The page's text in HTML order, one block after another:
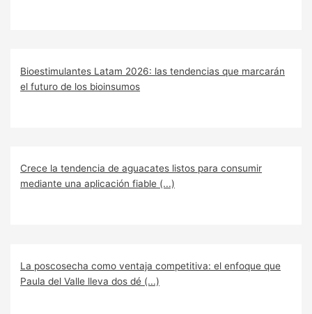
Bioestimulantes Latam 2026: las tendencias que marcarán
el futuro de los bioinsumos
Crece la tendencia de aguacates listos para consumir
mediante una aplicación fiable (...)
La poscosecha como ventaja competitiva: el enfoque que
Paula del Valle lleva dos dé (...)